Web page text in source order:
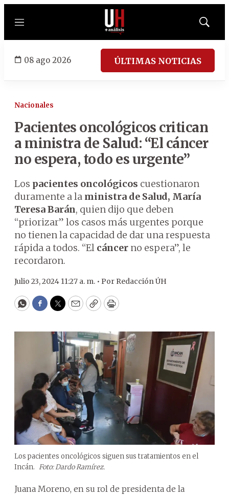
Menú
Mostrar
08 ago 2026 ÚLTIMAS NOTICIAS
Nacionales
Pacientes oncológicos critican
a ministra de Salud: “El cáncer
no espera, todo es urgente”
Los pacientes oncológicos cuestionaron
duramente a la ministra de Salud, María
Teresa Barán, quien dijo que deben
“priorizar” los casos más urgentes porque
no tienen la capacidad de dar una respuesta
rápida a todos. “El cáncer no espera”, le
recordaron.
Julio 23, 2024 11:27 a. m. • Por Redacción ÚH
WhatsApp
Facebook
Twitter
EmailCopyPrint
Los pacientes oncológicos siguen sus tratamientos en el
Incán. Foto: Dardo Ramírez.
Juana Moreno, en su rol de presidenta de la